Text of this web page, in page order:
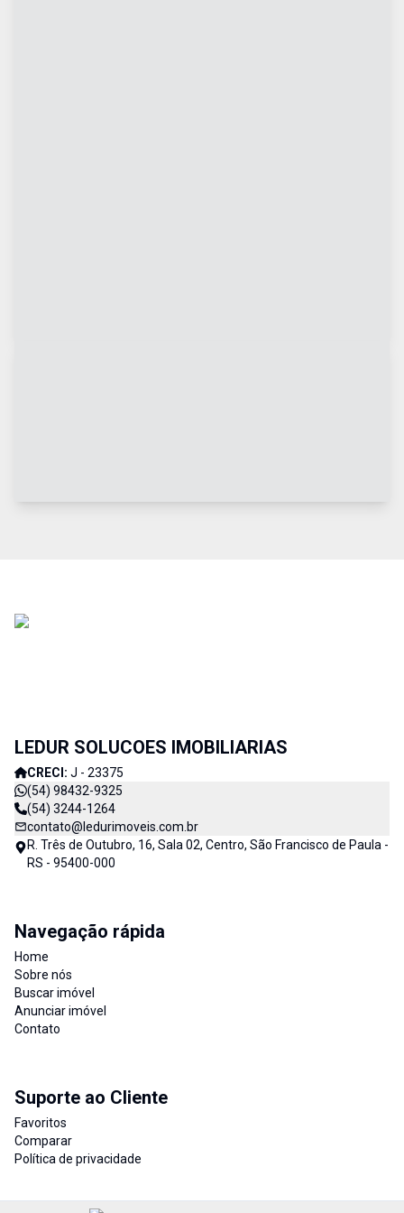
LEDUR SOLUCOES IMOBILIARIAS
CRECI: J - 23375
(54) 98432-9325
(54) 3244-1264
contato@ledurimoveis.com.br
R. Três de Outubro, 16, Sala 02, Centro, São Francisco de Paula -
RS - 95400-000
Navegação rápida
Home
Sobre nós
Buscar imóvel
Anunciar imóvel
Contato
Suporte ao Cliente
Favoritos
Comparar
Política de privacidade